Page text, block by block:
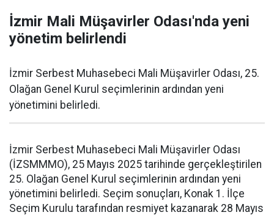
İzmir Mali Müşavirler Odası'nda yeni
yönetim belirlendi
İzmir Serbest Muhasebeci Mali Müşavirler Odası, 25.
Olağan Genel Kurul seçimlerinin ardından yeni
yönetimini belirledi.
İzmir Serbest Muhasebeci Mali Müşavirler Odası
(İZSMMMO), 25 Mayıs 2025 tarihinde gerçekleştirilen
25. Olağan Genel Kurul seçimlerinin ardından yeni
yönetimini belirledi. Seçim sonuçları, Konak 1. İlçe
Seçim Kurulu tarafından resmiyet kazanarak 28 Mayıs